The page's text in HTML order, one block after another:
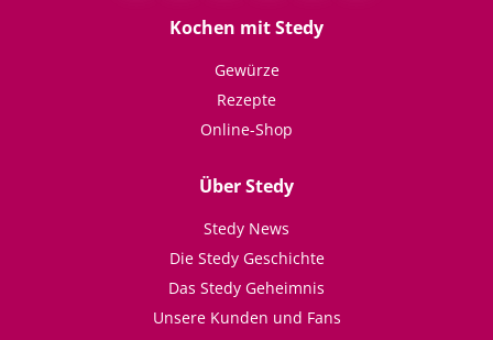
Kochen mit Stedy
Gewürze
Rezepte
Online-Shop
Über Stedy
Stedy News
Die Stedy Geschichte
Das Stedy Geheimnis
Unsere Kunden und Fans